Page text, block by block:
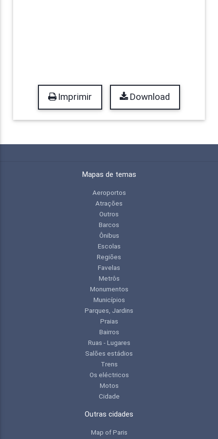
Imprimir Download
Mapas de temas
Aeroportos
Atrações
Outros
Barcos
Ônibus
Escolas
Regiões
Favelas
Metrôs
Monumentos
Municípios
Parques, Jardins
Praias
Bairros
Ruas - Lugares
Salões estádios
Trens
Os eléctricos
Motos
Cidade
Outras cidades
Map of Paris